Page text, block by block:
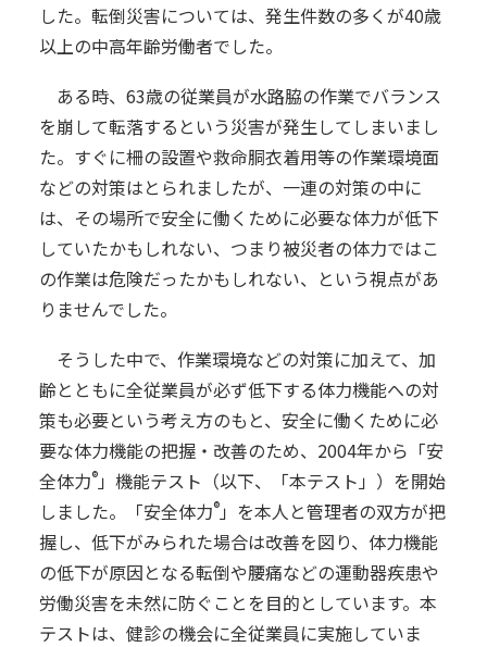
した。転倒災害については、発生件数の多くが40歳
以上の中高年齢労働者でした。
ある時、63歳の従業員が水路脇の作業でバランス
を崩して転落するという災害が発生してしまいまし
た。すぐに柵の設置や救命胴衣着用等の作業環境面
などの対策はとられましたが、一連の対策の中に
は、その場所で安全に働くために必要な体力が低下
していたかもしれない、つまり被災者の体力ではこ
の作業は危険だったかもしれない、という視点があ
りませんでした。
そうした中で、作業環境などの対策に加えて、加
齢とともに全従業員が必ず低下する体力機能への対
策も必要という考え方のもと、安全に働くために必
要な体力機能の把握・改善のため、2004年から「安
全体力®」機能テスト（以下、「本テスト」）を開始
しました。「安全体力®」を本人と管理者の双方が把
握し、低下がみられた場合は改善を図り、体力機能
の低下が原因となる転倒や腰痛などの運動器疾患や
労働災害を未然に防ぐことを目的としています。本
テストは、健診の機会に全従業員に実施していま